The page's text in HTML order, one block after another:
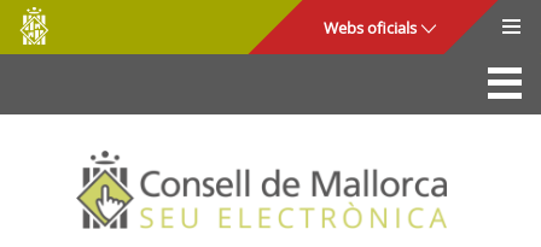
Salta al contingut principal
Consell
de
Mallorca
Webs oficials
La Seu
Consell de Mallorca
Accés i seguretat